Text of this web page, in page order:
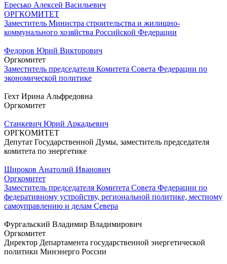
Ересько Алексей Васильевич
ОРГКОМИТЕТ
Заместитель Министра строительства и жилищно-
коммунального хозяйства Российской Федерации
Федоров Юрий Викторович
Оргкомитет
Заместитель председателя Комитета Совета Федерации по
экономической политике
Гехт Ирина Альфредовна
Оргкомитет
Станкевич Юрий Аркадьевич
ОРГКОМИТЕТ
Депутат Государственной Думы, заместитель председателя
комитета по энергетике
Широков Анатолий Иванович
Оргкомитет
Заместитель председателя Комитета Совета Федерации по
федеративному устройству, региональной политике, местному
самоуправлению и делам Севера
Фургальский Владимир Владимирович
Оргкомитет
Директор Департамента государственной энергетической
политики Минэнерго России